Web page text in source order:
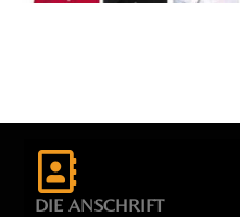
DIE ANSCHRIFT